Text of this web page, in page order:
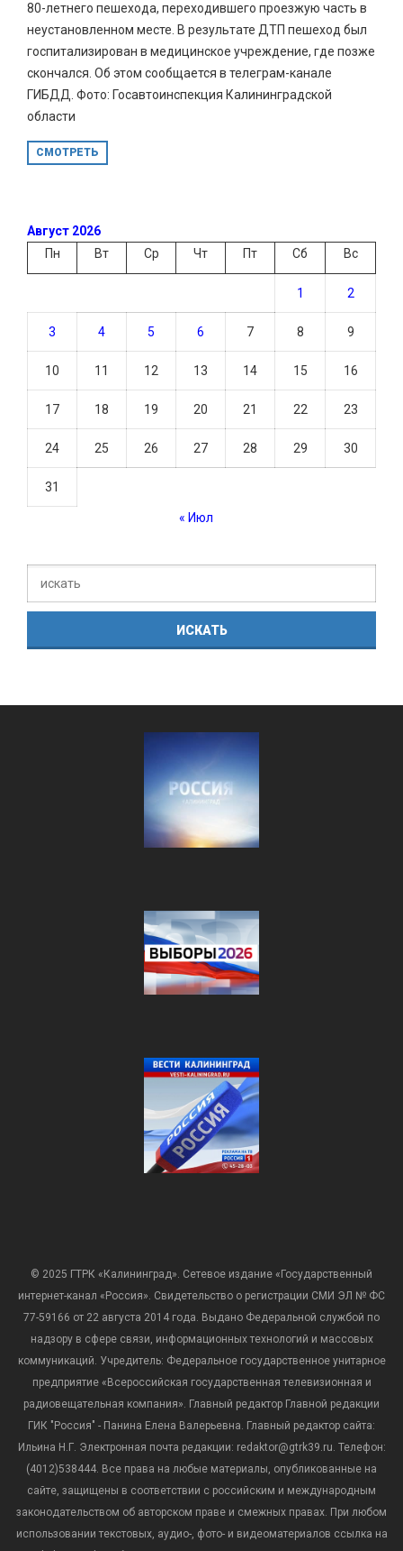
80-летнего пешехода, переходившего проезжую часть в
неустановленном месте. В результате ДТП пешеход был
госпитализирован в медицинское учреждение, где позже
скончался. Об этом сообщается в телеграм-канале
ГИБДД. Фото: Госавтоинспекция Калининградской
области
СМОТРЕТЬ
Август 2026
Пн
Вт Ср Чт Пт Сб Вс
1 2
3 4 5 6 7 8 9
10 11 12 13 14 15 16
17 18 19 20 21 22 23
24 25 26 27 28 29 30
31
« Июл
© 2025 ГТРК «Калининград». Сетевое издание «Государственный
интернет-канал «Россия». Свидетельство о регистрации СМИ ЭЛ № ФС
77-59166 от 22 августа 2014 года. Выдано Федеральной службой по
надзору в сфере связи, информационных технологий и массовых
коммуникаций. Учредитель: Федеральное государственное унитарное
предприятие «Всероссийская государственная телевизионная и
радиовещательная компания». Главный редактор Главной редакции
ГИК "Россия" - Панина Елена Валерьевна. Главный редактор сайта:
Ильина Н.Г. Электронная почта редакции: redaktor@gtrk39.ru. Телефон:
(4012)538444. Все права на любые материалы, опубликованные на
сайте, защищены в соответствии с российским и международным
законодательством об авторском праве и смежных правах. При любом
использовании текстовых, аудио-, фото- и видеоматериалов ссылка на